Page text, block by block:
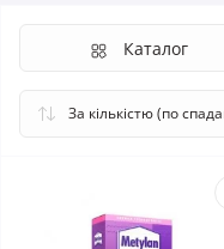
Каталог